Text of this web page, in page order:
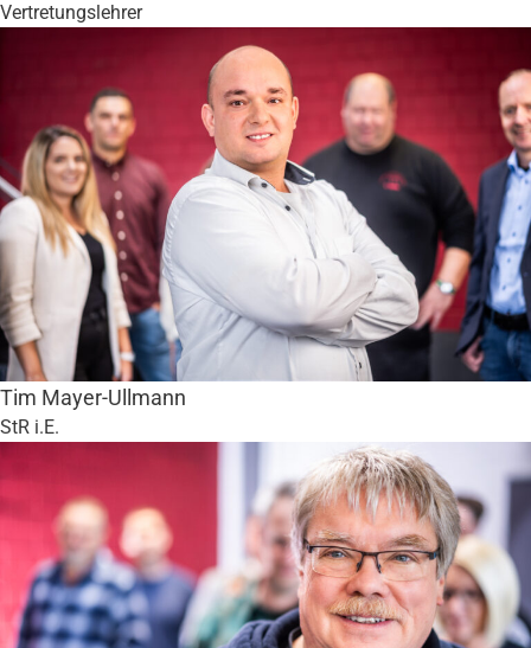
Vertretungslehrer
Tim Mayer-Ullmann
StR i.E.